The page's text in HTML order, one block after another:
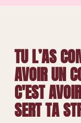
TU L’AS
AVOIR UN
C'EST
SERT TA